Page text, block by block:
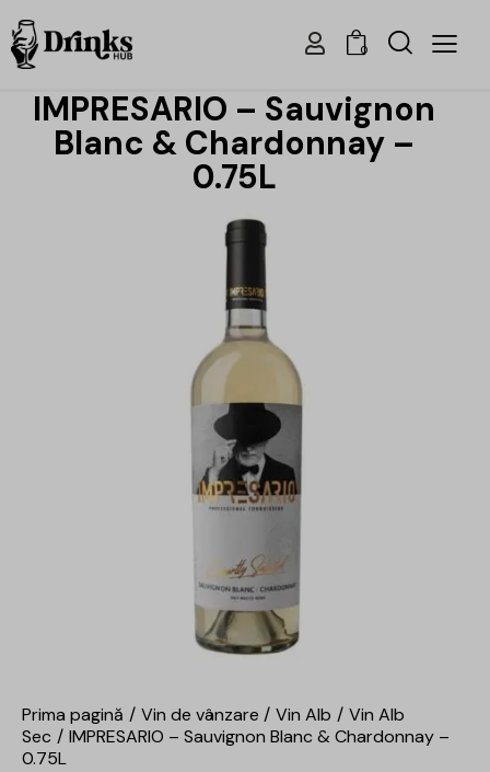
0
IMPRESARIO – Sauvignon
Blanc & Chardonnay –
0.75L
Prima pagină Vin de vânzare Vin Alb
Vin Alb
Sec
IMPRESARIO – Sauvignon Blanc & Chardonnay –
0.75L